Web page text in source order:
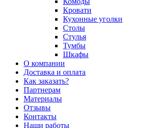
Кровати
Кухонные уголки
Столы
Стулья
Тумбы
Шкафы
О компании
Доставка и оплата
Как заказать?
Партнерам
Материалы
Отзывы
Контакты
Наши работы